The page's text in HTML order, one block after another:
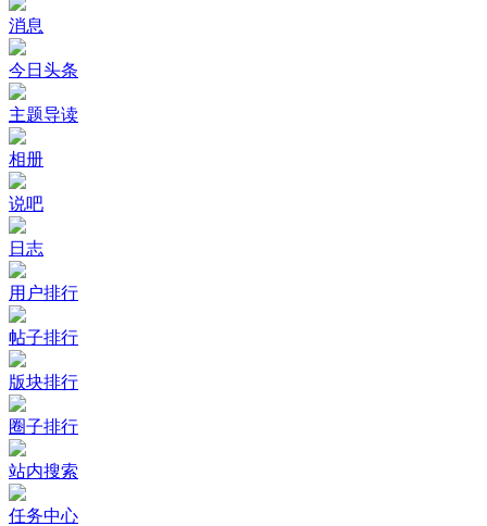
消息
今日头条
主题导读
相册
说吧
日志
用户排行
帖子排行
版块排行
圈子排行
站内搜索
任务中心